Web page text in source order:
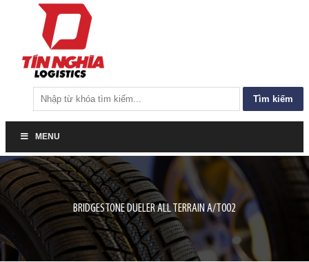
kiếm
MENU
BRIDGESTONE DUELER ALL TERRAIN A/T002